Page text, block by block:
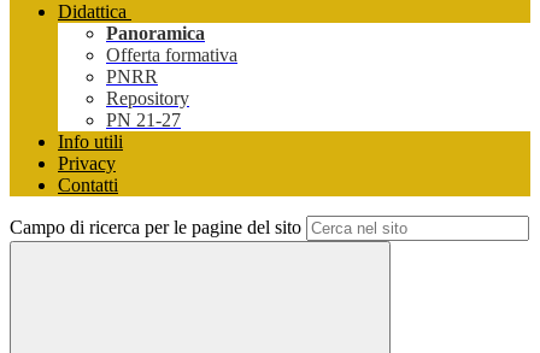
Didattica
Panoramica
Offerta formativa
PNRR
Repository
PN 21-27
Info utili
Privacy
Contatti
Campo di ricerca per le pagine del sito